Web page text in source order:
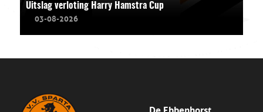
Uitslag verloting Harry Hamstra Cup
03-08-2026